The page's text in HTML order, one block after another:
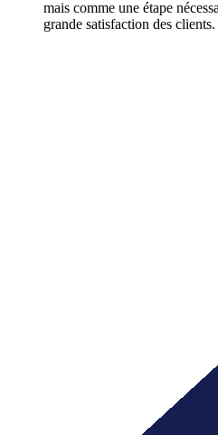
mais comme une étape
grande satisfaction des clients.